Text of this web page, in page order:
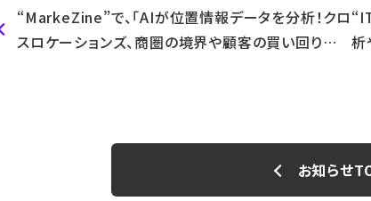
“MarkeZine”で、「AIが位置情報データを分析！クロ
スロケーションズ、商圏の境界や顧客の買い回り傾
析
お知らせ